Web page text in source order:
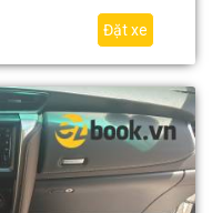
Đặt xe